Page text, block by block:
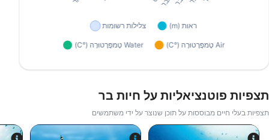
תצפיות פוטנציאליות על חיות בר
תצפיות בעלי חיים מבוססות על תוכן שנוצר על ידי משתמשים